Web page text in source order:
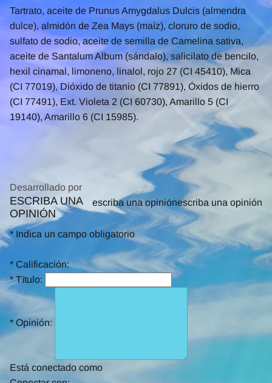
Tartrato, aceite de Prunus Amygdalus Dulcis (almendra
dulce), almidón de Zea Mays (maíz), cloruro de sodio,
sulfato de sodio, aceite de semilla de Camelina sativa,
aceite de Santalum Album (sándalo), salicilato de bencilo,
hexil cinamal, limoneno, linalol, rojo 27 (CI 45410), Mica
(CI 77019), Dióxido de titanio (CI 77891), Óxidos de hierro
(CI 77491), Ext. Violeta 2 (CI 60730), Amarillo 5 (CI
19140), Amarillo 6 (CI 15985).
Desarrollado por
0.0
star
rating
escriba una opinión
escriba una opinión
ESCRIBA UNA
OPINIÓN
* Indica un campo obligatorio
* Calificación:
*Título:
* Opinión:
Está conectado como